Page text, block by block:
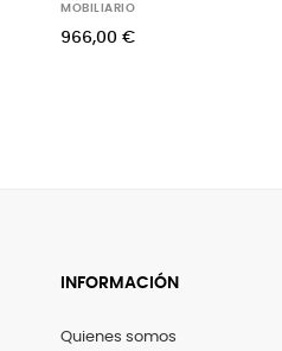
MOBILIARIO
966,00 €
INFORMACIÓN
Quienes somos